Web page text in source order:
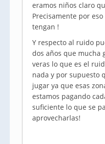
eramos niños claro
Precisamente por
tengan !
Y respecto al ruido
dos años que mucha
veras lo que es el
nada y por supuesto
jugar ya que esas
estamos pagando
suficiente lo que se
aprovecharlas!